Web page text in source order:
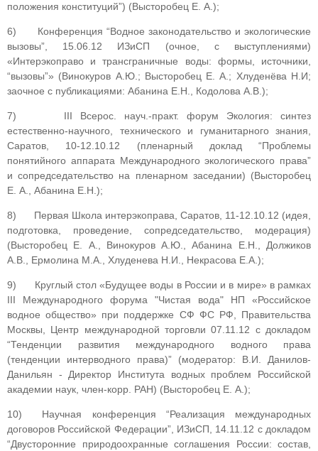
положения конституций”) (Высторобец Е. А.);
6) Конференция “Водное законодательство и экологические
вызовы”, 15.06.12 ИЗиСП (очное, с выступлениями)
«Интерэкоправо и трансграничные воды: формы, источники,
“вызовы”» (Винокуров А.Ю.; Высторобец Е. А.; Хлуденёва Н.И;
заочное с публикациями: Абанина Е.Н., Кодолова А.В.);
7) III Всерос. науч.-практ. форум Экология: синтез
естественно-научного, технического и гуманитарного знания,
Саратов, 10-12.10.12 (пленарный доклад “Проблемы
понятийного аппарата Международного экологического права”
и сопредседательство на пленарном заседании) (Высторобец
Е. А., Абанина Е.Н.);
8) Первая Школа интерэкоправа, Саратов, 11-12.10.12 (идея,
подготовка, проведение, сопредседательство, модерация)
(Высторобец Е. А., Винокуров А.Ю., Абанина Е.Н., Должиков
А.В., Ермолина М.А., Хлуденева Н.И., Некрасова Е.А.);
9) Круглый стол «Будущее воды в России и в мире» в рамках
III Международного форума "Чистая вода" НП «Российское
водное общество» при поддержке СФ ФС РФ, Правительства
Москвы, Центр международной торговли 07.11.12 с докладом
“Тенденции развития международного водного права
(тенденции интерводного права)” (модератор: В.И. Данилов-
Данильян - Директор Института водных проблем Российской
академии наук, член-корр. РАН) (Высторобец Е. А.);
10) Научная конференция “Реализация международных
договоров Российской Федерации”, ИЗиСП, 14.11.12 с докладом
“Двусторонние природоохранные соглашения России: состав,